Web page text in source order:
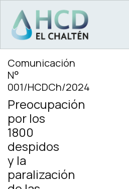
MAIN NAVIGATION
Comunicación
N°
001/HCDCh/2024
Preocupación
por los
1800
despidos
y la
paralización